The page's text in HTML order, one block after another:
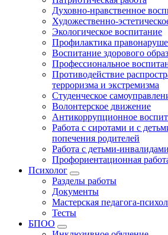
Духовно-нравственное
Художественно-
Экологическое воспитание
Профилактика
Воспитание здорового
Профессиональное
Противодействие
терроризма и экстремизма
Студенческое
Волонтерское движение
Антикоррупционное
Работа с сиротами и с
попечения родителей
Работа с детьми-
Профориентационная
Психолог
Разделы работы
Документы
Мастерская педагога-
Тесты
БПОО